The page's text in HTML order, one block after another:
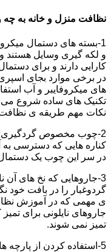
نظافت منزل و خانه به
1-بسته های دستمال
و لکه گیری وسایل هستند
کارایی دارند و برای
در برخی موارد بجای
های میکروفایبر و آب
تکنیک های ساده شروع می
نکات مهم طریقه ی نظافت
2-چوب مخصوص
کناره هایی که دسترسی
در سر این چوب یک دستمال
3-جاروهایی که نخ های آن
گردوغبار را در بافت خود
ی مهمی که در آموزش
جاروهای نایلونی برای
تمیز نمی شوند.
5-استفاده کردن از پارچه